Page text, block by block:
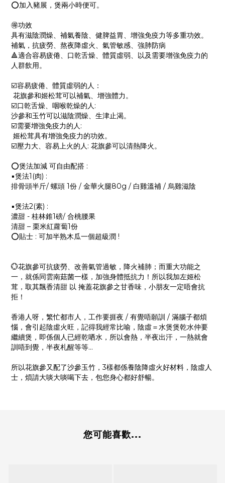
⭕️加入豬展，煲兩小時便可。
🉐功效
具有滋陰潤燥、補氣養陰、健脾益胃、增強免疫力等多重功效。
補氣，抗疲勞、熬夜降虛火、氣管敏感、強肺防病
🔺適合容易疲倦、口乾舌燥、體質虛弱、以及需要增強免疫力的
人群飲用。
☑️容易疲倦、體質虛弱的人：
花旗參和姬松茸可以補氣、增強體力。
☑️口乾舌燥、咽喉乾燥的人:
沙參和玉竹可以滋陰潤燥、生津止渴。
☑️需要增強免疫力的人:
姬松茸具有增強免疫力的功效。
☑️壓力大、容易上火的人: 花旗參可以清熱降火。
⭕️煲法加減 可自由配搭 :
▪️煲法1(肉) :
排骨頭半斤/ 螺頭 1份 / 金華火腿80g / 白雞溫補 / 烏雞滋陰
▪️煲法2(素) :
濃甜 - 桂林錐1磅/ 合桃腰果
清甜 – 栗米紅蘿蔔1份
⭕️貼士 : 可加半熟木瓜一個超級潤 !
💮花旗參可抗疲勞、改善氣管過敏，降火補肺；而重大功能之
一，就係同雲南菇菌一樣，加強身體抵抗力！所以我加左姬松
茸，取其飄香清甜 以 掩蓋花旗參之甘香味，小朋友一定唔會抗
拒！
香港人呀，繁忙都市人，工作要捱夜 / 有覺唔願訓 / 滿腦子都煩
惱，會引起陰虛火旺，記得我經常比喻，陰虛＝水煲煲乾水仲要
繼續煲，即係個人已經乾哂水，所以會熱，半夜出汗，一熱就會
訓唔到覺，半夜札醒等等...
所以花旗參又配了沙參玉竹，3樣都係養陰降虛火好材料，陰虛人
士，煩請大啖大啖喝下去，包您身心都好舒暢。
您可能喜歡...